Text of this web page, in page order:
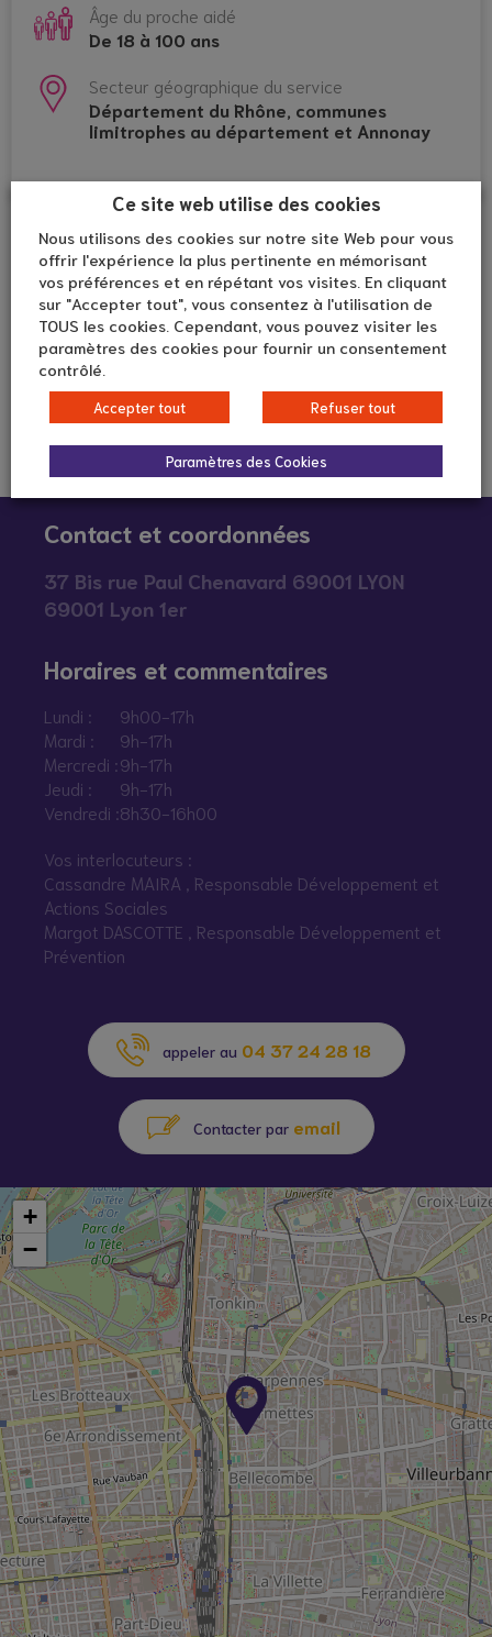
Âge du proche aidé
De 18 à 100 ans
Secteur géographique du service
Département du Rhône, communes
limitrophes au département et Annonay
Contact et coordonnées
37 Bis rue Paul Chenavard 69001 LYON
69001 Lyon 1er
Horaires et commentaires
Lundi :
9h00-17h
Mardi :
9h-17h
Mercredi :9h-17h
Jeudi :
9h-17h
Vendredi :8h30-16h00
Vos interlocuteurs :
Cassandre MAIRA , Responsable Développement et
Actions Sociales
Margot DASCOTTE , Responsable Développement et
Prévention
appeler au 04 37 24 28 18
Contacter par email
+
−
Ce site web utilise des cookies
Nous utilisons des cookies sur notre site Web pour vous
offrir l'expérience la plus pertinente en mémorisant
vos préférences et en répétant vos visites. En cliquant
sur "Accepter tout", vous consentez à l'utilisation de
TOUS les cookies. Cependant, vous pouvez visiter les
paramètres des cookies pour fournir un consentement
contrôlé.
Accepter tout Refuser tout
Paramètres des Cookies